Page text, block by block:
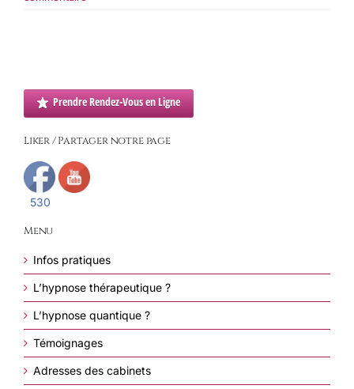
Prendre Rendez-Vous en Ligne
Liker / Partager notre page
530
Menu
Infos pratiques
L’hypnose thérapeutique ?
L’hypnose quantique ?
Témoignages
Adresses des cabinets